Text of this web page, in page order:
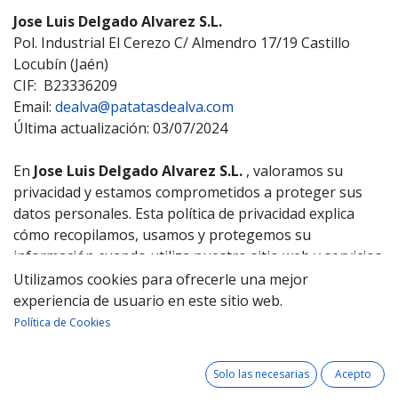
Jose Luis Delgado Alvarez S.L.
Pol. Industrial El Cerezo C/ Almendro 17/19 Castillo
Locubín (Jaén)
CIF: B23336209
Email: dealva@patatasdealva.com
Última actualización: 03/07/2024
En Jose Luis Delgado Alvarez S.L. , valoramos su
privacidad y estamos comprometidos a proteger sus
datos personales. Esta política de privacidad explica
cómo recopilamos, usamos y protegemos su
información cuando utiliza nuestro sitio web y servicios
ofrecidos de desarrollo propio. Además, cumplimos con
la Ley Orgánica de Protección de Datos y Garantía de
los Derechos Digitales (LOPDGDD) de España.
1. Información que Recopilamos
Recopilamos y gestionamos diferentes tipos de
Utilizamos cookies para ofrecerle una mejor
experiencia de usuario en este sitio web.
Política de Cookies
Solo las necesarias Acepto